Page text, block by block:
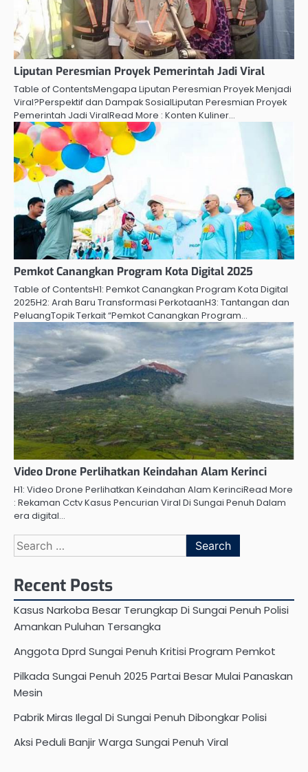
Liputan Peresmian Proyek Pemerintah Jadi Viral
Table of ContentsMengapa Liputan Peresmian Proyek Menjadi
Viral?Perspektif dan Dampak SosialLiputan Peresmian Proyek
Pemerintah Jadi ViralRead More : Konten Kuliner…
Pemkot Canangkan Program Kota Digital 2025
Table of ContentsH1: Pemkot Canangkan Program Kota Digital
2025H2: Arah Baru Transformasi PerkotaanH3: Tantangan dan
PeluangTopik Terkait “Pemkot Canangkan Program…
Video Drone Perlihatkan Keindahan Alam Kerinci
H1: Video Drone Perlihatkan Keindahan Alam KerinciRead More
: Rekaman Cctv Kasus Pencurian Viral Di Sungai Penuh Dalam
era digital…
Search
for:
Recent Posts
Kasus Narkoba Besar Terungkap Di Sungai Penuh Polisi
Amankan Puluhan Tersangka
Anggota Dprd Sungai Penuh Kritisi Program Pemkot
Pilkada Sungai Penuh 2025 Partai Besar Mulai Panaskan
Mesin
Pabrik Miras Ilegal Di Sungai Penuh Dibongkar Polisi
Aksi Peduli Banjir Warga Sungai Penuh Viral